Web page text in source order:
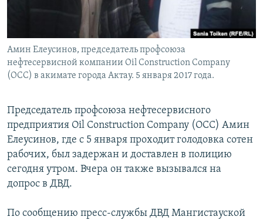
Амин Елеусинов, председатель профсоюза
нефтесервисной компании Oil Construction Company
(OCC) в акимате города Актау. 5 января 2017 года.
Председатель профсоюза нефтесервисного
предприятия Oil Construction Company (OCC) Амин
Елеусинов, где с 5 января проходит голодовка сотен
рабочих, был задержан и доставлен в полицию
сегодня утром. Вчера он также вызывался на
допрос в ДВД.
По сообщению пресс-службы ДВД Мангистауской